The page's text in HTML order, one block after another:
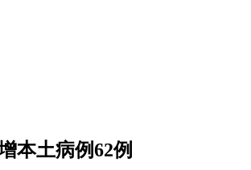
本土病例62例